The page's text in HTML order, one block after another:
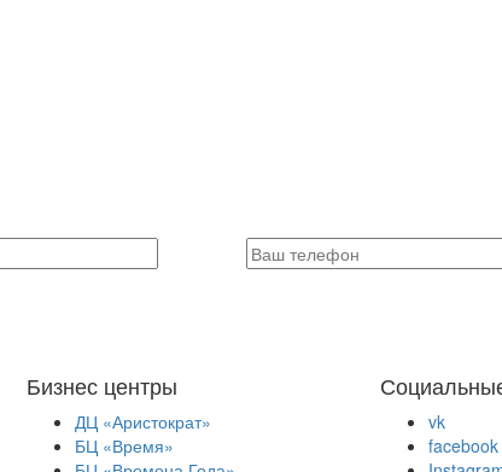
Бизнес центры
ДЦ «Аристократ»
БЦ «Время»
vk
facebook